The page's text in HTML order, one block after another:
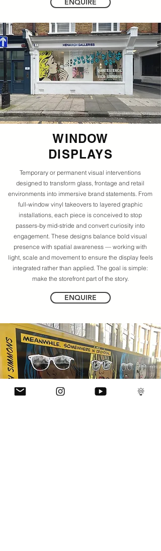
ENQUIRE
WINDOW
DISPLAYS
Temporary or permanent visual interventions
designed to transform glass, frontage and retail
environments into immersive brand statements. From
full-window vinyl takeovers to layered graphic
installations, each piece is conceived to stop
passers-by mid-stride and convert curiosity into
engagement. These designs balance bold visual
presence with spatial awareness — working with
light, scale and movement to ensure the display feels
integrated rather than applied. The goal is simple:
make the storefront part of the story.
ENQUIRE